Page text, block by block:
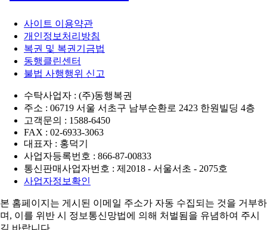
사이트 이용약관
개인정보처리방침
복권 및 복권기금법
동행클린센터
불법 사행행위 신고
수탁사업자 : (주)동행복권
주소 : 06719 서울 서초구 남부순환로 2423 한원빌딩 4층
고객문의 : 1588-6450
FAX : 02-6933-3063
대표자 : 홍덕기
사업자등록번호 : 866-87-00833
통신판매사업자번호 : 제2018 - 서울서초 - 2075호
사업자정보확인
본 홈페이지는 게시된 이메일 주소가 자동 수집되는 것을 거부하
며, 이를 위반 시 정보통신망법에 의해 처벌됨을 유념하여 주시